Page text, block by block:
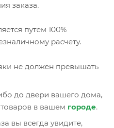
заказа.
путем 100%
расчету.
не должен превышать
до двери вашего дома,
в вашем городе.
вы всегда увидите,